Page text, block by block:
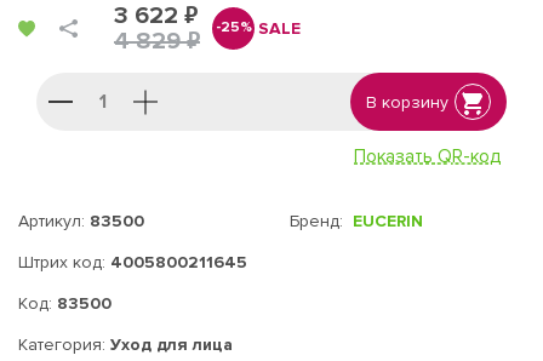
3 622 ₽
4 829 ₽
-25% SALE
В корзину
Показать QR-код
Артикул: 83500
Штрих код: 4005800211645
Код: 83500
Бренд: EUCERIN
Категория: Уход для лица